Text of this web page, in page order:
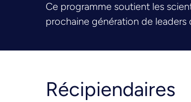
Ce programme soutient les
prochaine génération de leaders
Récipiendaires